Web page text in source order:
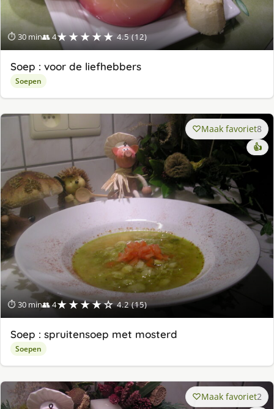
⏱ 30 min👥 4★★★★★ 4.5 (12)
Soep : voor de liefhebbers
Soepen
⏱ 30 min👥 4★★★★☆ 4.2 (15)
Maak favoriet8
👍
Soep : spruitensoep met mosterd
Soepen
Maak favoriet2